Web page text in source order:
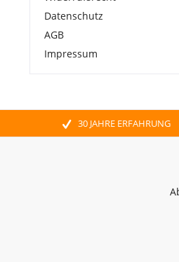
Datenschutz
AGB
Impressum
30 JAHRE ERFAHRUNG